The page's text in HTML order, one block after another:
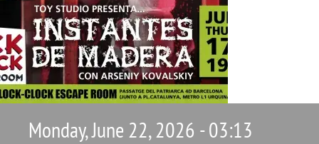
Monday, June 22, 2026 - 03:13